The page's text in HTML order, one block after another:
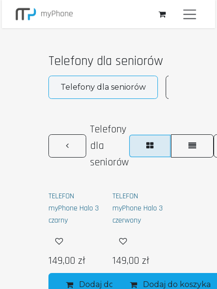
Telefony dla seniorów
Telefony dla seniorów
Telefony
dla
seniorów
TELEFON
myPhone Halo 3
czarny
149,00 zł
Dodaj do koszyka
TELEFON
myPhone Halo 3
czerwony
149,00 zł
Dodaj do koszyka